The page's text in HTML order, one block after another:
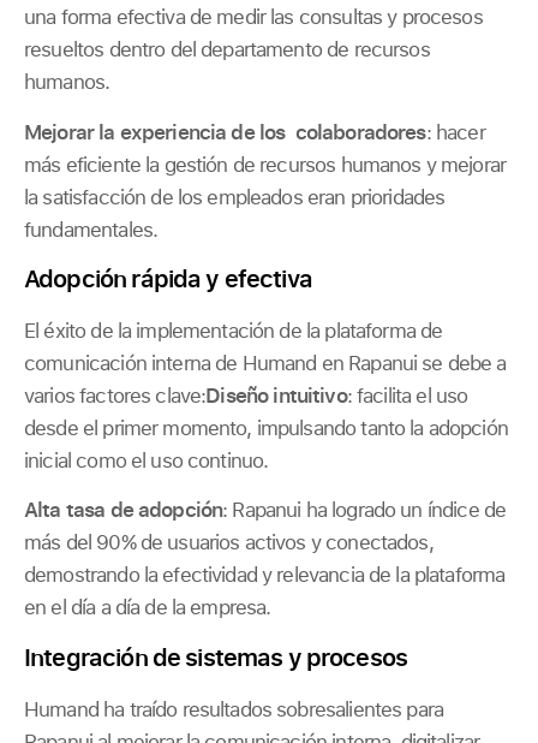
una forma efectiva de medir las consultas y procesos
resueltos dentro del departamento de recursos
humanos.
Mejorar la experiencia de los colaboradores: hacer
más eficiente la gestión de recursos humanos y mejorar
la satisfacción de los empleados eran prioridades
fundamentales.
Adopción rápida y efectiva
El éxito de la implementación de la plataforma de
comunicación interna de Humand en Rapanui se debe a
varios factores clave:Diseño intuitivo: facilita el uso
desde el primer momento, impulsando tanto la adopción
inicial como el uso continuo.
Alta tasa de adopción: Rapanui ha logrado un índice de
más del 90% de usuarios activos y conectados,
demostrando la efectividad y relevancia de la plataforma
en el día a día de la empresa.
Integración de sistemas y procesos
Humand ha traído resultados sobresalientes para